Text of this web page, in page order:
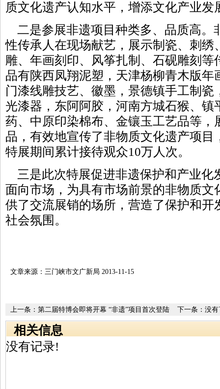
质文化遗产认知水平，增添文化产业发
二是参展非遗项目种类多、品质高。
性传承人在现场献艺，展示制瓷、刺绣
雕、年画刻印、风筝扎制、石砚雕刻等
品有陕西凤翔泥塑，天津杨柳青木版年
门漆线雕技艺、徽墨，景德镇手工制
光漆器，东阿阿胶，河南方城石猴、镇
药、中原印染棉布、金镶玉工艺品等，
品，有效地宣传了非物质文化遗产项目
特展期间累计接待观众10万人次。
三是此次特展促进非遗保护和产业化
面向市场，为具有市场前景的非物质
供了交流展销的场所，营造了保护和开
社会氛围。
文章来源：三门峡市文广新局 2013-11-15
下一条：没有
上一条： 第二届特博会即将开幕 “非遗”项目首次登陆
相关信息
没有记录!